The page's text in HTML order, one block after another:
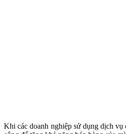
Khi các doanh nghiệp sử dụng dịch